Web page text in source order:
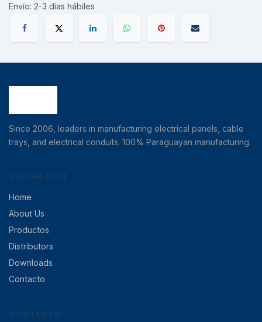
Envío: 2-3 días hábiles
Since 2006, leaders in manufacturing electrical panels, cable
trays, and electrical conduits. 100% Paraguayan manufacturing.
NAVIGATION
Home
About Us
Productos
Distributors
Downloads
Contacto
CONTACTO